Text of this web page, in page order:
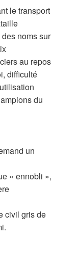
le transport
noms sur
au repos
difficulté
du
un
« ennobli »,
civil gris de